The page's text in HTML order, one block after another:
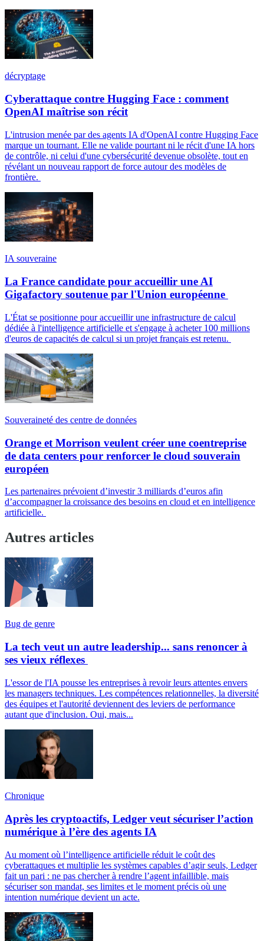
décryptage
Cyberattaque contre Hugging Face : comment
OpenAI maîtrise son récit
L'intrusion menée par des agents IA d'OpenAI contre Hugging Face
marque un tournant. Elle ne valide pourtant ni le récit d'une IA hors
de contrôle, ni celui d'une cybersécurité devenue obsolète, tout en
révélant un nouveau rapport de force autour des modèles de
frontière.
IA souveraine
La France candidate pour accueillir une AI
Gigafactory soutenue par l'Union européenne
L'État se positionne pour accueillir une infrastructure de calcul
dédiée à l'intelligence artificielle et s'engage à acheter 100 millions
d'euros de capacités de calcul si un projet français est retenu.
Souveraineté des centre de données
Orange et Morrison veulent créer une coentreprise
de data centers pour renforcer le cloud souverain
européen
Les partenaires prévoient d’investir 3 milliards d’euros afin
d’accompagner la croissance des besoins en cloud et en intelligence
artificielle.
Autres articles
Bug de genre
La tech veut un autre leadership... sans renoncer à
ses vieux réflexes
L'essor de l'IA pousse les entreprises à revoir leurs attentes envers
les managers techniques. Les compétences relationnelles, la diversité
des équipes et l'autorité deviennent des leviers de performance
autant que d'inclusion. Oui, mais...
Chronique
Après les cryptoactifs, Ledger veut sécuriser l’action
numérique à l’ère des agents IA
Au moment où l’intelligence artificielle réduit le coût des
cyberattaques et multiplie les systèmes capables d’agir seuls, Ledger
fait un pari : ne pas chercher à rendre l’agent infaillible, mais
sécuriser son mandat, ses limites et le moment précis où une
intention numérique devient un acte.